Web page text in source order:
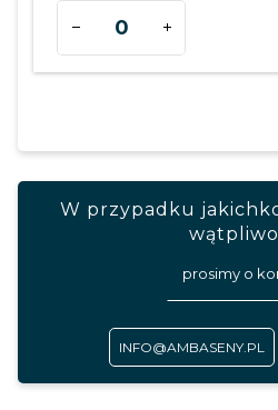
dla
produktu
2011
W przypadku
prosimy o
INFO@AMBASENY.PL